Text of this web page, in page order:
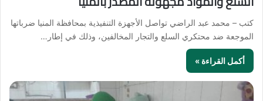
كتب – محمد عبد الراضي تواصل الأجهزة التنفيذية بمحافظة المنيا ضرباتها
الموجعة ضد محتكري السلع والتجار المخالفين، وذلك في إطار…
أكمل القراءة »